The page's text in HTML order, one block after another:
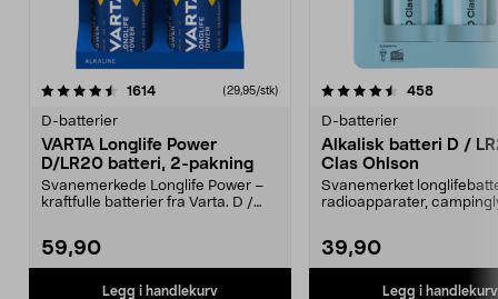
1614anmeldelser(29,95/stk)
D-batterier
VARTA Longlife Power
D/LR20 batteri, 2-pakning
Svanemerkede Longlife Power –
kraftfulle batterier fra Varta. D /
59,90
Legg i handlekurv
4.5av 5 stjerner 458
D-batterier
Alkalisk batteri D /
Clas Ohlson
Svanemerket
radioapparater,
39,90
Legg i handlekurv